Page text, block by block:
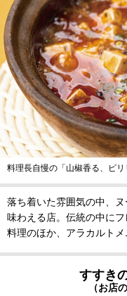
料理長自慢の「山椒香る、ピ
落ち着いた雰囲気の中、
味わえる店。伝統の中に
料理のほか、アラカルトメ
すすき
（お店